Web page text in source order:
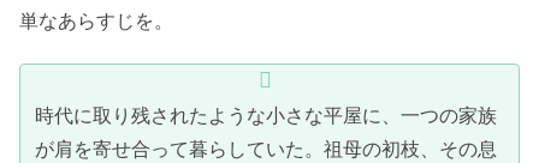
単なあらすじを。
時代に取り残されたような小さな平屋に、一つの家族
が肩を寄せ合って暮らしていた。祖母の初枝、その息